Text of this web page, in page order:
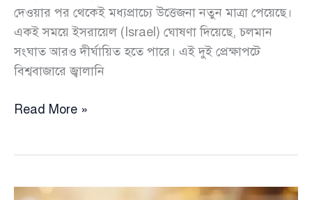
দেওয়ার পর থেকেই মধ্যপ্রাচ্যে উত্তেজনা নতুন মাত্রা পেয়েছে।
একই সময়ে ইসরায়েল (Israel) ঘোষণা দিয়েছে, চলমান
সংঘাত আরও দীর্ঘায়িত হতে পারে। এই দুই প্রেক্ষাপটে
বিশ্ববাজারে জ্বালানি
ট্রাম্পের
মধ্যেই
Read More »